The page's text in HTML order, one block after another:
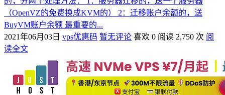
（OpenVZ的免费换成KVM的） 2：迁移账户余额的，送
BuyVM账户余额 最重要的...
2021年06月03日 vps优惠码 暂无评论 喜欢 0 阅读 2,750 次 阅
读全文